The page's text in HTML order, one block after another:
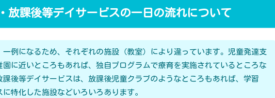
放課後等デイサービスの一日の流れについて
例になるため、それぞれの施設（教室）により違っています。児童発達支
に近いところもあれば、独自プログラムで療育を実施されているところな
課後等デイサービスは、放課後児童クラブのようなところもあれば、学習
特化した施設などいろいろあります。